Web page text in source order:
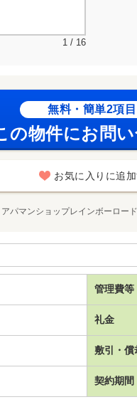
1 / 16
無料・簡単2項目
の物件にお問
お気に入りに追
アパマンショップレインボーロー
管理費等
礼金
敷引・償
契約期間